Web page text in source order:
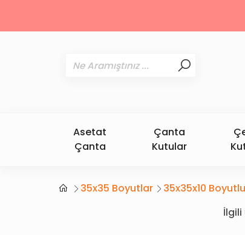
Asetat
Çanta
Çanta
Kutular
35x35 Boyutlar
35x35x10
İlgili